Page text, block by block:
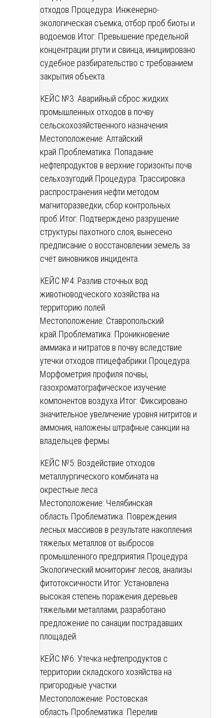
отходов.Процедура: Инженерно-
экологическая съемка, отбор проб биоты и
водоемов.Итог: Превышение предельной
концентрации ртути и свинца, инициировано
судебное разбирательство с требованием
закрытия объекта.
КЕЙС №3: Аварийный сброс жидких
промышленных отходов в почву
сельскохозяйственного назначения
Местоположение: Алтайский
край.Проблематика: Попадание
нефтепродуктов в верхние горизонты почв
сельхозугодий.Процедура: Трассировка
распространения нефти методом
магниторазведки, сбор контрольных
проб.Итог: Подтверждено разрушение
структуры пахотного слоя, вынесено
предписание о восстановлении земель за
счёт виновников инцидента.
КЕЙС №4: Разлив сточных вод
животноводческого хозяйства на
территорию полей
Местоположение: Ставропольский
край.Проблематика: Проникновение
аммиака и нитратов в почву вследствие
утечки отходов птицефабрики.Процедура:
Морфометрия профиля почвы,
газохроматографическое изучение
компонентов воздуха.Итог: Фиксировано
значительное увеличение уровня нитритов и
аммония, наложены штрафные санкции на
владельцев фермы.
КЕЙС №5: Воздействие отходов
металлургического комбината на
окрестные леса
Местоположение: Челябинская
область.Проблематика: Повреждения
лесных массивов в результате накопления
тяжёлых металлов от выбросов
промышленного предприятия.Процедура:
Экологический мониторинг лесов, анализы
фитотоксичности.Итог: Установлена
высокая степень поражения деревьев
тяжелыми металлами, разработано
предложение по санации пострадавших
площадей.
КЕЙС №6: Утечка нефтепродуктов с
территории складского хозяйства на
пригородные участки
Местоположение: Ростовская
область.Проблематика: Перелив